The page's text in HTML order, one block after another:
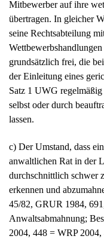
Mitbewerber auf ihre
übertragen. In gleicher
seine Rechtsabteilung
grundsätzlich frei, die
der Einleitung eines
Satz 1 UWG
selbst oder durch
lassen.
c) Der Umstand, dass
anwaltlichen Rat in der
durchschnittlich schwer
erkennen und
45/82, GRUR 1984,
Anwaltsabmahnung;
2004, 448 = WRP